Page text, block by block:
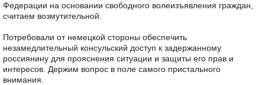
Федерации на основании свободного волеизъявления граждан,
считаем возмутительной.
Потребовали от немецкой стороны обеспечить
незамедлительный консульский доступ к задержанному
россиянину для прояснения ситуации и защиты его прав и
интересов. Держим вопрос в поле самого пристального
внимания.